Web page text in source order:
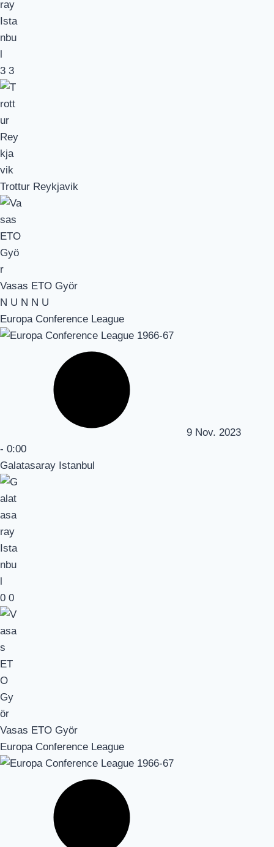
3 3
Trottur Reykjavik
Vasas ETO Györ
N U N N U
Europa Conference League
9 Nov. 2023
- 0:00
Galatasaray Istanbul
0 0
Vasas ETO Györ
Europa Conference League